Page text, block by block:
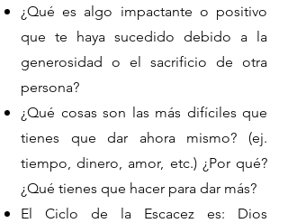
¿Qué es algo impactante o positivo
que te haya sucedido debido a la
generosidad o el sacrificio de otra
persona?
¿Qué cosas son las más difíciles que
tienes que dar ahora mismo? (ej.
tiempo, dinero, amor, etc.) ¿Por qué?
¿Qué tienes que hacer para dar más?
El Ciclo de la Escacez es: Dios